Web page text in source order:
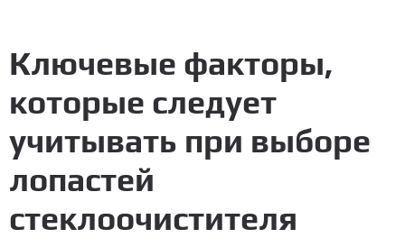
Ключевые факторы,
которые следует
учитывать при выборе
лопастей
стеклоочистителя